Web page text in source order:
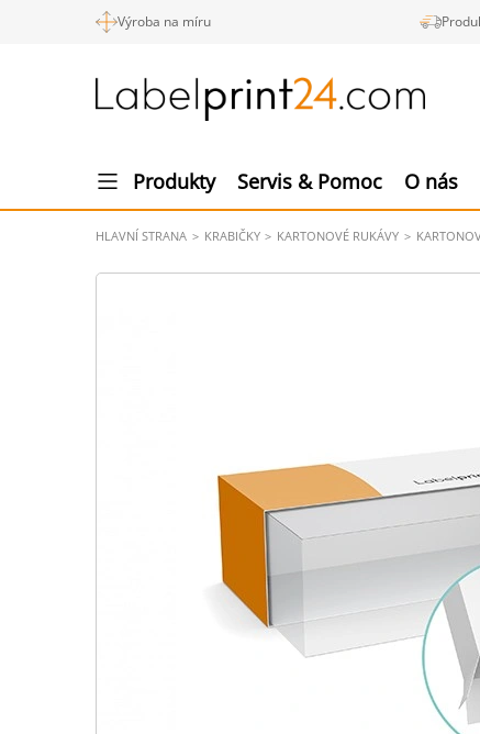
Výroba na míru
Produkty Servis & Pomoc O nás
HLAVNÍ STRANA KRABIČKY KARTONOVÉ RUKÁVY